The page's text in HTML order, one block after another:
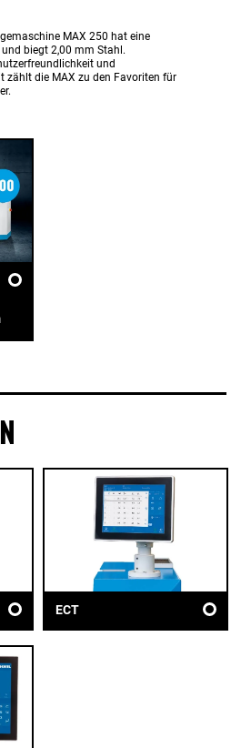
MAX 250 hat eine
biegt 2,00 mm Stahl.
und
zählt die MAX zu den Favoriten für
ECT